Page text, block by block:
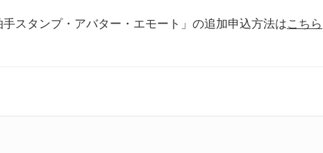
スタンプ・アバター・エモート」の追加申込方法はこちら